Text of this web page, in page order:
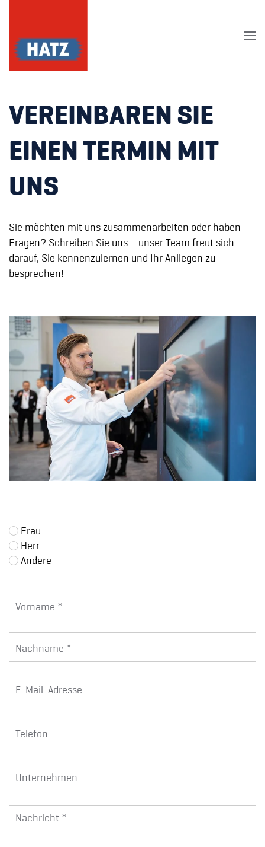
Skip to main content
VEREINBAREN SIE
EINEN TERMIN MIT
UNS
Sie möchten mit uns zusammenarbeiten oder haben
Fragen? Schreiben Sie uns – unser Team freut sich
darauf, Sie kennenzulernen und Ihr Anliegen zu
besprechen!
Frau
Herr
Andere